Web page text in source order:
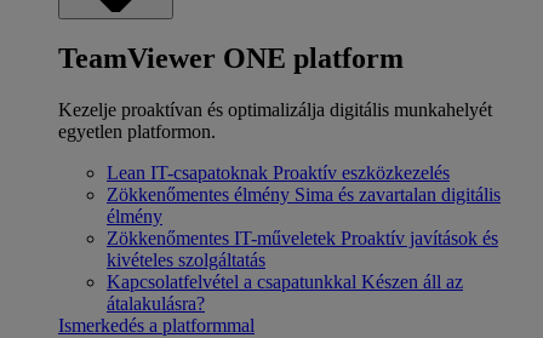
TeamViewer ONE platform
Kezelje proaktívan és optimalizálja digitális munkahelyét
egyetlen platformon.
Lean IT-csapatoknak Proaktív eszközkezelés
Zökkenőmentes élmény Sima és zavartalan digitális
élmény
Zökkenőmentes IT-műveletek Proaktív javítások és
kivételes szolgáltatás
Kapcsolatfelvétel a csapatunkkal Készen áll az
átalakulásra?
Ismerkedés a platformmal